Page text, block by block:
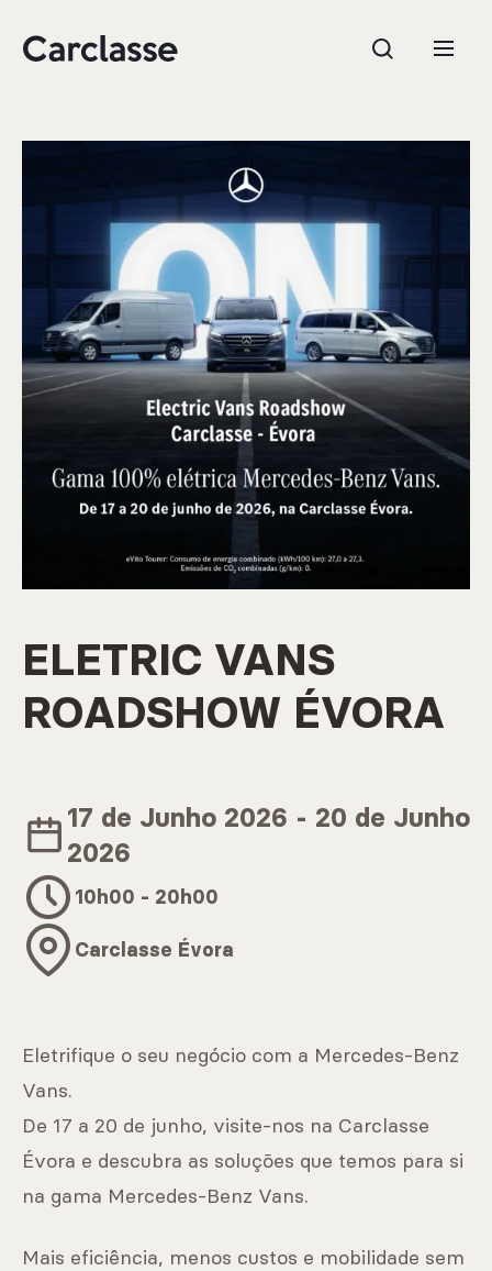
ELETRIC VANS
ROADSHOW ÉVORA
17 de Junho 2026 - 20 de Junho
2026
10h00 - 20h00
Carclasse Évora
Eletrifique o seu negócio com a Mercedes-Benz
Vans.
De 17 a 20 de junho, visite-nos na Carclasse
Évora e descubra as soluções que temos para si
na gama Mercedes-Benz Vans.
Mais eficiência, menos custos e mobilidade sem
e.g. Mercedes-Benz; BMW; Ford
Stock
CARREGAR MAIS
Serviços
CARREGAR MAIS